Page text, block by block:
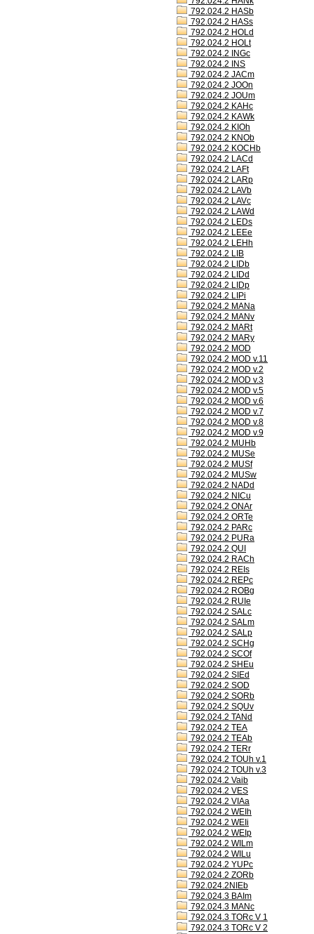
792.024.2 HASb
792.024.2 HASs
792.024.2 HOLd
792.024.2 HOLt
792.024.2 INGc
792.024.2 INS
792.024.2 JACm
792.024.2 JOOn
792.024.2 JOUm
792.024.2 KAHc
792.024.2 KAWk
792.024.2 KIOh
792.024.2 KNOb
792.024.2 KOCHb
792.024.2 LACd
792.024.2 LAFt
792.024.2 LARp
792.024.2 LAVb
792.024.2 LAVc
792.024.2 LAWd
792.024.2 LEDs
792.024.2 LEEe
792.024.2 LEHh
792.024.2 LIB
792.024.2 LIDb
792.024.2 LIDd
792.024.2 LIDp
792.024.2 LIPi
792.024.2 MANa
792.024.2 MANv
792.024.2 MARt
792.024.2 MARy
792.024.2 MOD
792.024.2 MOD v.11
792.024.2 MOD v.2
792.024.2 MOD v.3
792.024.2 MOD v.5
792.024.2 MOD v.6
792.024.2 MOD v.7
792.024.2 MOD v.8
792.024.2 MOD v.9
792.024.2 MUHb
792.024.2 MUSe
792.024.2 MUSf
792.024.2 MUSw
792.024.2 NADd
792.024.2 NICu
792.024.2 ONAr
792.024.2 ORTe
792.024.2 PARc
792.024.2 PURa
792.024.2 QUI
792.024.2 RACh
792.024.2 REIs
792.024.2 REPc
792.024.2 ROBg
792.024.2 RUIe
792.024.2 SALc
792.024.2 SALm
792.024.2 SALp
792.024.2 SCHg
792.024.2 SCOf
792.024.2 SHEu
792.024.2 SIEd
792.024.2 SOD
792.024.2 SORb
792.024.2 SQUv
792.024.2 TANd
792.024.2 TEA
792.024.2 TEAb
792.024.2 TERr
792.024.2 TOUh v.1
792.024.2 TOUh v.3
792.024.2 Vaib
792.024.2 VES
792.024.2 VIAa
792.024.2 WEIh
792.024.2 WEIi
792.024.2 WEIp
792.024.2 WILm
792.024.2 WILu
792.024.2 YUPc
792.024.2 ZORb
792.024.2NIEb
792.024.3 BAIm
792.024.3 MANc
792.024.3 TORc V 1
792.024.3 TORc V 2